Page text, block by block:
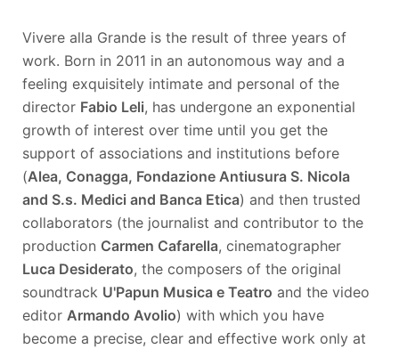
Vivere alla Grande is the result of three years of
work. Born in 2011 in an autonomous way and a
feeling exquisitely intimate and personal of the
director Fabio Leli, has undergone an exponential
growth of interest over time until you get the
support of associations and institutions before
(Alea, Conagga, Fondazione Antiusura S. Nicola
and S.s. Medici and Banca Etica) and then trusted
collaborators (the journalist and contributor to the
production Carmen Cafarella, cinematographer
Luca Desiderato, the composers of the original
soundtrack U'Papun Musica e Teatro and the video
editor Armando Avolio) with which you have
become a precise, clear and effective work only at